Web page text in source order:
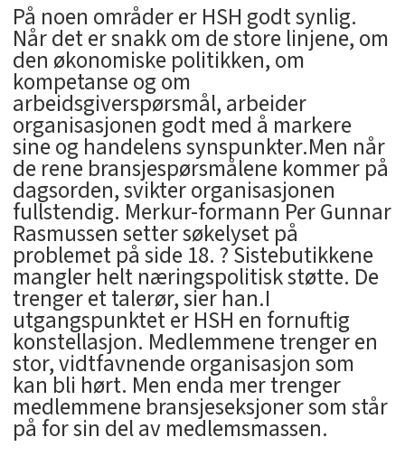
På noen områder er HSH godt synlig.
Når det er snakk om de store linjene, om
den økonomiske politikken, om
kompetanse og om
arbeidsgiverspørsmål, arbeider
organisasjonen godt med å markere
sine og handelens synspunkter.Men når
de rene bransjespørsmålene kommer på
dagsorden, svikter organisasjonen
fullstendig. Merkur-formann Per Gunnar
Rasmussen setter søkelyset på
problemet på side 18. ? Sistebutikkene
mangler helt næringspolitisk støtte. De
trenger et talerør, sier han.I
utgangspunktet er HSH en fornuftig
konstellasjon. Medlemmene trenger en
stor, vidtfavnende organisasjon som
kan bli hørt. Men enda mer trenger
medlemmene bransjeseksjoner som står
på for sin del av medlemsmassen.